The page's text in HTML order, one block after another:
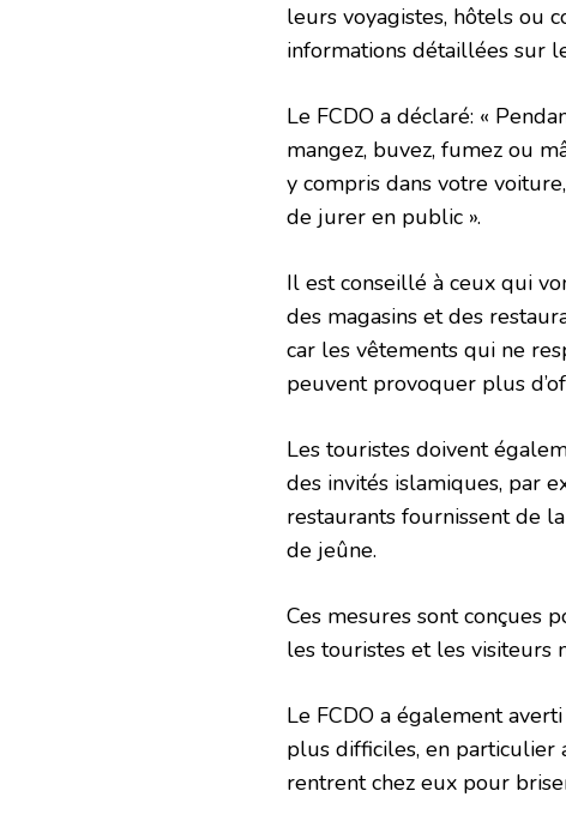
leurs voyagistes, hôtels ou
informations détaillées sur
Le FCDO a déclaré: «
mangez, buvez, fumez ou
y compris dans votre
de jurer en public ».
Il est conseillé à ceux qui
des magasins et des
car les vêtements qui ne
peuvent provoquer plus
Les touristes doivent
des invités islamiques, par
restaurants fournissent de
de jeûne.
Ces mesures sont conçues
les touristes et les visiteurs
Le FCDO a également
plus difficiles, en
rentrent chez eux pour